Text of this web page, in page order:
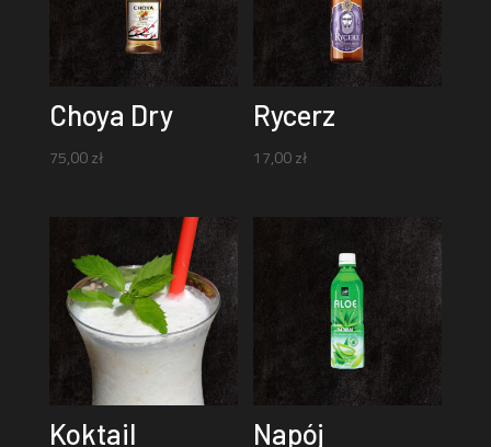
Choya Dry
75,00zł
Rycerz
17,00zł
Koktail
Napój